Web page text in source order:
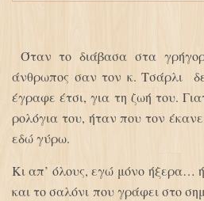
Όταν το διάβασα στα
άνθρωπος σαν τον κ. Τσάρλι
έγραφε έτσι, για τη ζωή του.
ρολόγια του, ήταν που τον
εδώ γύρω.
Κι απ’ όλους, εγώ μόνο ήξερα…
και το σαλόνι που γράφει στο